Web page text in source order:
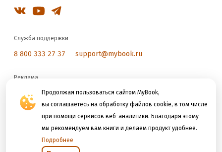
Продолжая пользоваться сайтом MyBook,
вы соглашаетесь на обработку файлов cookie, в том числе
при помощи сервисов веб-аналитики. Благодаря этому
мы рекомендуем вам книги и делаем продукт удобнее.
Подробнее
Служба поддержки
8 800 333 27 37 support@mybook.ru
Реклама
reklama@litres.ru
Мы принимаем к оплате